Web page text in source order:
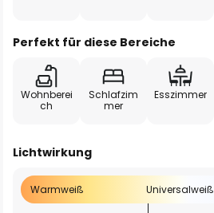
Perfekt für diese Bereiche
Wohnberei
ch
Schlafzim
mer
Esszimmer
Lichtwirkung
Warmweiß Universalweiß